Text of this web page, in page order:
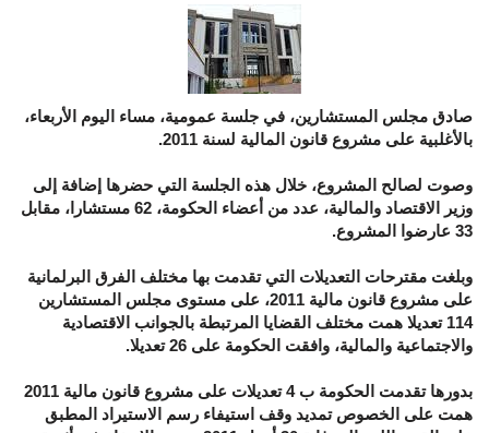
صادق مجلس المستشارين، في جلسة عمومية، مساء اليوم الأربعاء،
بالأغلبية على مشروع قانون المالية لسنة 2011.
وصوت لصالح المشروع، خلال هذه الجلسة التي حضرها إضافة إلى
وزير الاقتصاد والمالية، عدد من أعضاء الحكومة، 62 مستشارا، مقابل
33 عارضوا المشروع.
وبلغت مقترحات التعديلات التي تقدمت بها مختلف الفرق البرلمانية
على مشروع قانون مالية 2011، على مستوى مجلس المستشارين
114 تعديلا همت مختلف القضايا المرتبطة بالجوانب الاقتصادية
والاجتماعية والمالية، وافقت الحكومة على 26 تعديلا.
بدورها تقدمت الحكومة ب 4 تعديلات على مشروع قانون مالية 2011
همت على الخصوص تمديد وقف استيفاء رسم الاستيراد المطبق